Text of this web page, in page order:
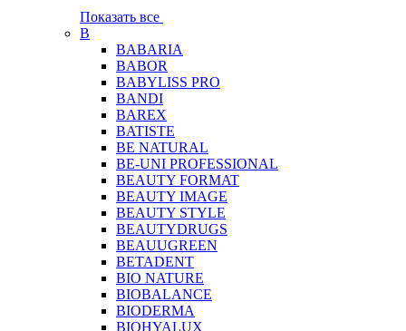
Показать все
B
BABARIA
BABOR
BABYLISS PRO
BANDI
BAREX
BATISTE
BE NATURAL
BE-UNI PROFESSIONAL
BEAUTY FORMAT
BEAUTY IMAGE
BEAUTY STYLE
BEAUTYDRUGS
BEAUUGREEN
BETADENT
BIO NATURE
BIOBALANCE
BIODERMA
BIOHYALUX